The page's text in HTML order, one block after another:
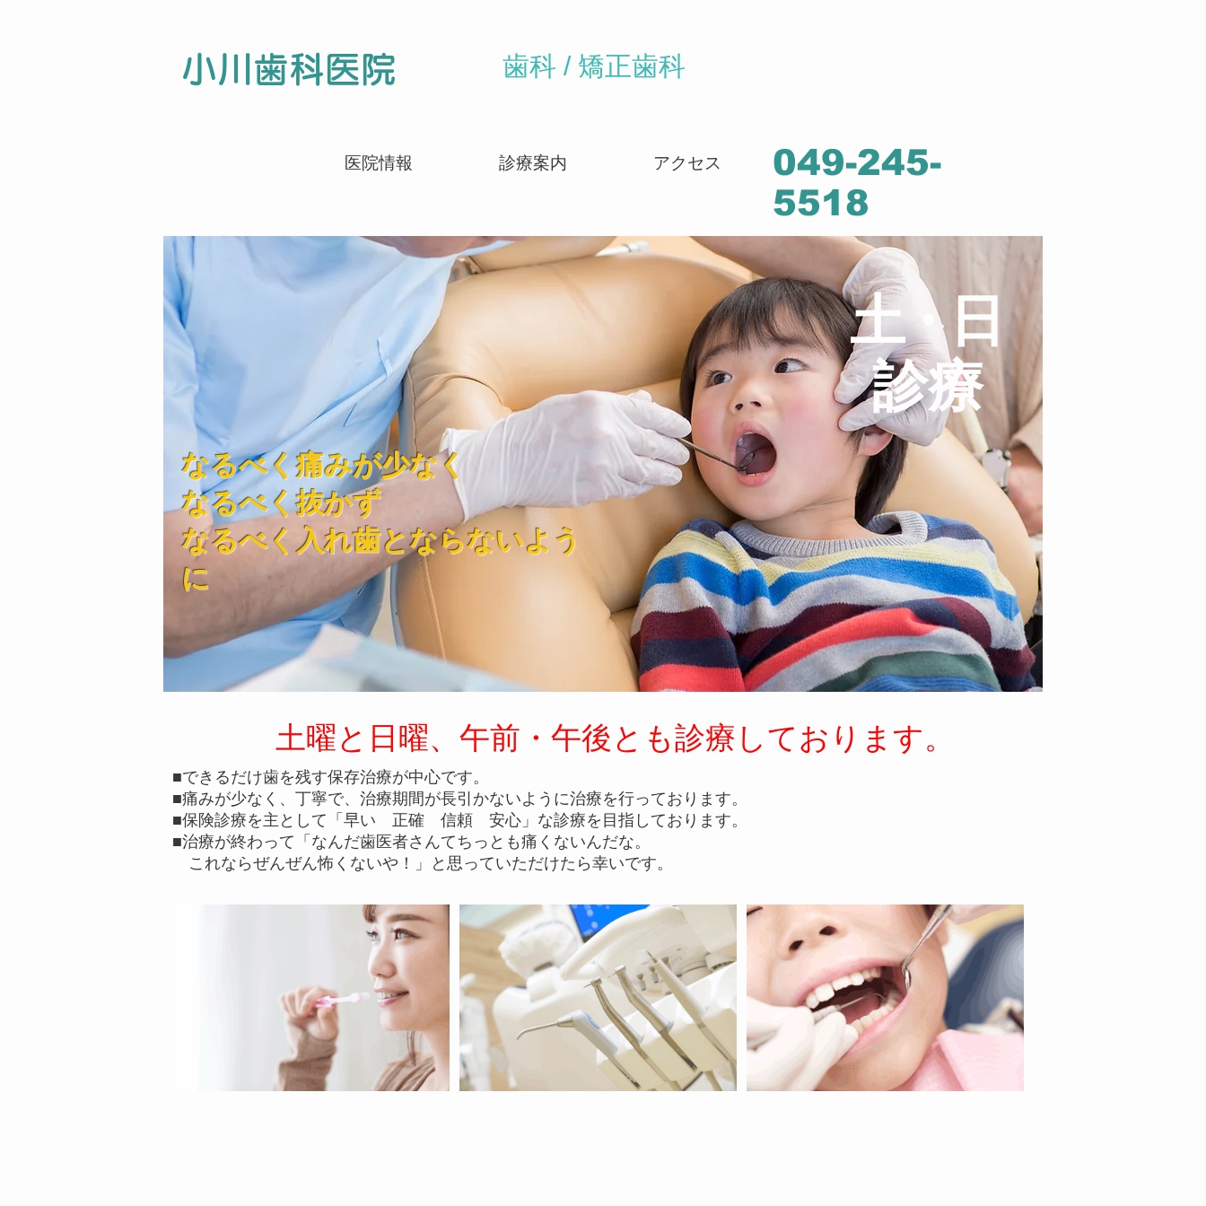
歯科 / 矯正歯科
小川歯科医院
医院情報 診療案内 アクセス
049-245-
5518
土・ 日
診療
なるべく痛みが少なく
なるべく抜かず
なるべく入れ歯とならないよう
に
土曜と日曜、午前・午後とも診療しております。
■できるだけ歯を残す保存治療が中心です。
■痛みが少なく、丁寧で、治療期間が長引かないように治療を行っております。
■保険診療を主として「早い 正確 信頼 安心」な診療を目指しております。
■治療が終わって「なんだ歯医者さんてちっとも痛くないんだな。
これならぜんぜん怖くないや！」と思っていただけたら幸いです。